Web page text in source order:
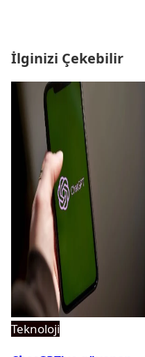
İlginizi Çekebilir
Teknoloji